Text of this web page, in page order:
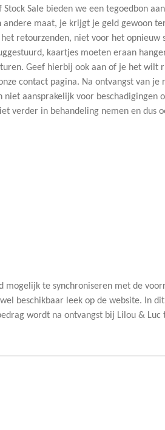
Sale bieden we een tegoedbon
maat, je krijgt je geld gewoon
retourzenden, niet voor het
kaartjes moeten eraan
Geef hierbij ook aan of je het
contact pagina. Na ontvangst van
aansprakelijk voor
verder in behandeling nemen en dus
mogelijk te synchroniseren met de
beschikbaar leek op de website. In
wordt na ontvangst bij Lilou & Luc